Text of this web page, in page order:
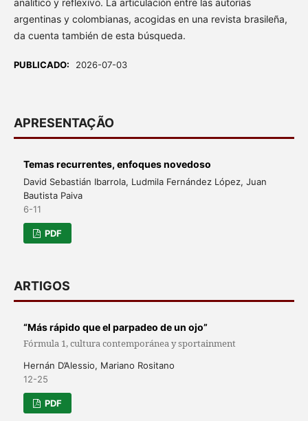
analitico y reflexivo. La articulación entre las autorías
argentinas y colombianas, acogidas en una revista brasileña,
da cuenta también de esta búsqueda.
PUBLICADO: 2026-07-03
APRESENTAÇÃO
Temas recurrentes, enfoques novedoso
David Sebastián Ibarrola, Ludmila Fernández López, Juan
Bautista Paiva
6-11
PDF
ARTIGOS
“Más rápido que el parpadeo de un ojo”
Fórmula 1, cultura contemporánea y sportainment
Hernán D’Alessio, Mariano Rositano
12-25
PDF